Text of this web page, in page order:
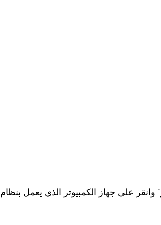
" وانقر على جهاز الكمبيوتر الذي يعمل بنظام Windows